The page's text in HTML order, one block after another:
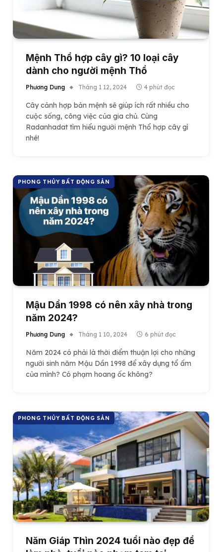
Mệnh Thổ hợp cây gì? 10 loại cây
dành cho người mệnh Thổ
Phương Dung Tháng 1 12, 2024 4 phút đọc
Cây cảnh hợp bản mệnh sẽ giúp ích rất nhiều cho
cuộc sống, công việc của gia chủ. Cùng
Radanhadat tìm hiểu người mệnh Thổ hợp cây gì
nhé!
PHONG THỦY BẤT ĐỘNG SẢN
Mậu Dần 1998 có nên xây nhà trong
năm 2024?
Phương Dung Tháng 1 10, 2024 6 phút đọc
Năm 2024 có phải là thời điểm thuận lợi cho những
người sinh năm Mậu Dần 1998 để xây dựng tổ ấm
của mình? Có phạm hoang ốc không?
PHONG THỦY BẤT ĐỘNG SẢN
Năm Giáp Thìn 2024 tuổi nào đẹp để